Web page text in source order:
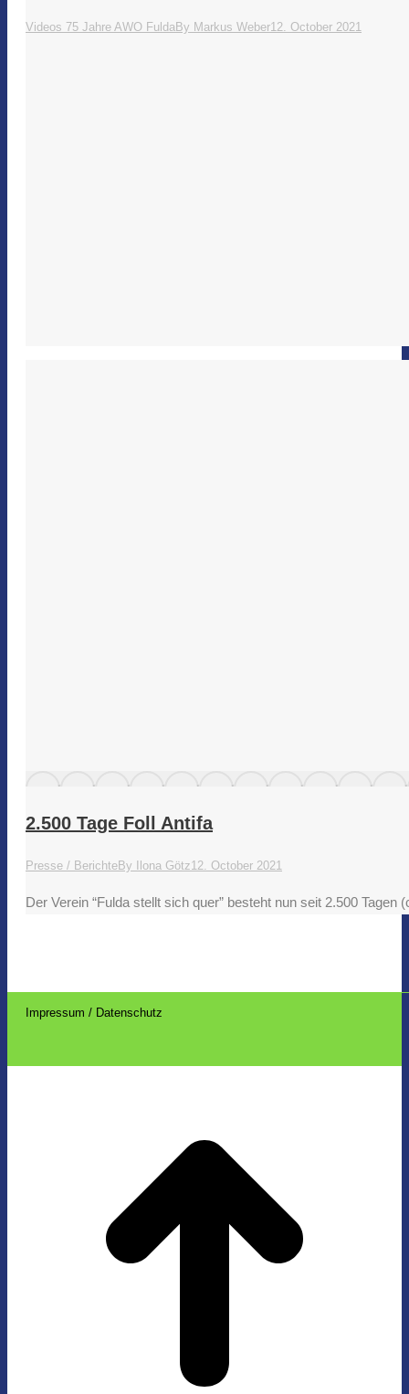
Videos 75 Jahre AWO FuldaBy Markus Weber12. October 2021
2.500 Tage Foll Antifa
Presse / BerichteBy Ilona Götz12. October 2021
Der Verein “Fulda stellt sich quer” besteht nun seit 2.500
Impressum / Datenschutz